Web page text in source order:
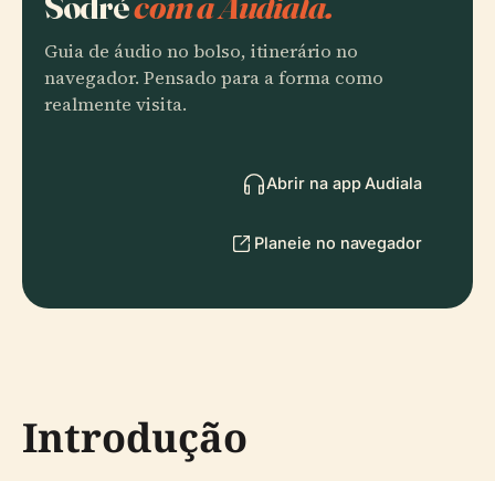
Guia de áudio no bolso, itinerário no
navegador. Pensado para a forma como
realmente visita.
Abrir na app Audiala
Planeie no navegador
Introdução